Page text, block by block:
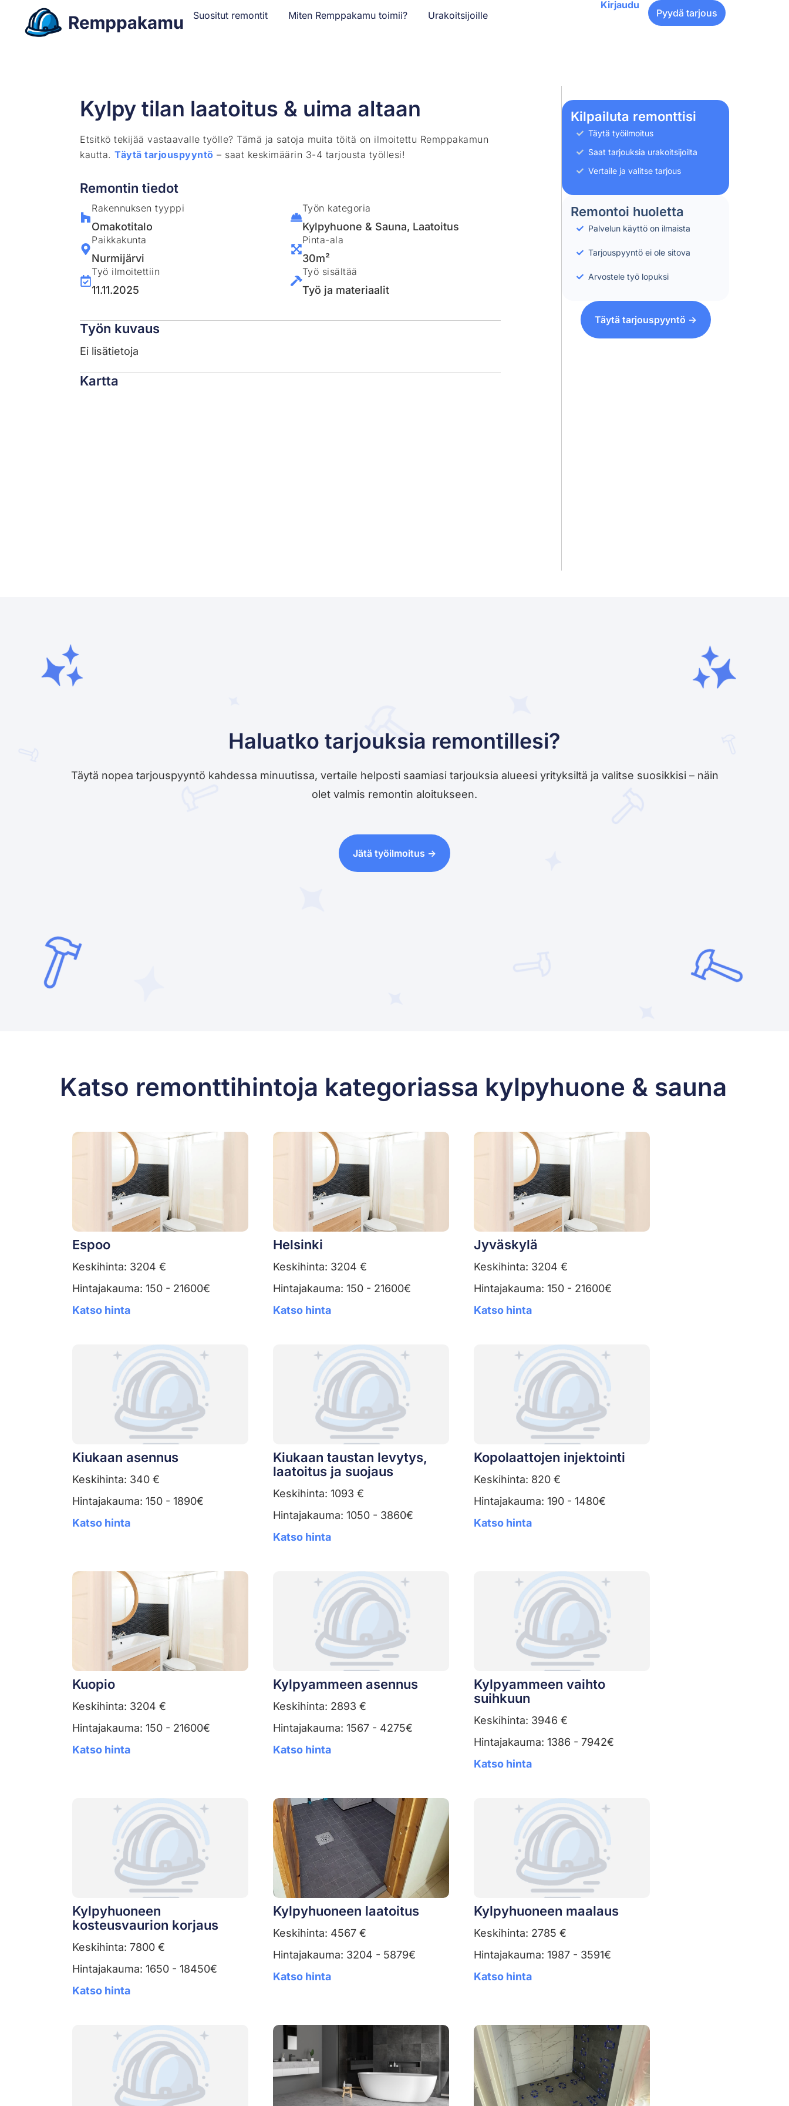
Suositut remontit Miten Remppakamu toimii? Urakoitsijoille
Kirjaudu
Pyydä tarjous
Kylpy tilan laatoitus & uima altaan
Etsitkö tekijää vastaavalle työlle? Tämä ja satoja muita töitä on ilmoitettu Remppakamun
kautta.Täytä tarjouspyyntö – saat keskimäärin 3-4 tarjousta työllesi!
Remontin tiedot
Rakennuksen tyyppi
Omakotitalo
Paikkakunta
Nurmijärvi
Työ ilmoitettiin
11.11.2025
Työn kategoria
Kylpyhuone & Sauna, Laatoitus
Pinta-ala
30m²
Työ sisältää
Työ ja materiaalit
Työn kuvaus
Ei lisätietoja
Kartta
Kilpailuta remonttisi
Täytä työilmoitus
Saat tarjouksia urakoitsijoilta
Vertaile ja valitse tarjous
Remontoi huoletta
Palvelun käyttö on ilmaista
Tarjouspyyntö ei ole sitova
Arvostele työ lopuksi
Täytä tarjouspyyntö ->
Haluatko tarjouksia remontillesi?
Täytä nopea tarjouspyyntö kahdessa minuutissa, vertaile helposti saamiasi tarjouksia alueesi yrityksiltä ja valitse suosikkisi – näin
olet valmis remontin aloitukseen.
Jätä työilmoitus ->
Katso remonttihintoja kategoriassa kylpyhuone & sauna
Espoo
Keskihinta: 3204 €
Hintajakauma: 150 - 21600€
Katso hinta
Helsinki
Keskihinta: 3204 €
Hintajakauma: 150 - 21600€
Katso hinta
Jyväskylä
Keskihinta: 3204 €
Hintajakauma: 150 - 21600€
Katso hinta
Kiukaan asennus
Keskihinta: 340 €
Hintajakauma: 150 - 1890€
Katso hinta
Kiukaan taustan levytys,
laatoitus ja suojaus
Keskihinta: 1093 €
Hintajakauma: 1050 - 3860€
Katso hinta
Kopolaattojen injektointi
Keskihinta: 820 €
Hintajakauma: 190 - 1480€
Katso hinta
Kuopio
Keskihinta: 3204 €
Hintajakauma: 150 - 21600€
Katso hinta
Kylpyammeen asennus
Keskihinta: 2893 €
Hintajakauma: 1567 - 4275€
Katso hinta
Kylpyammeen vaihto
suihkuun
Keskihinta: 3946 €
Hintajakauma: 1386 - 7942€
Katso hinta
Kylpyhuoneen
kosteusvaurion korjaus
Keskihinta: 7800 €
Hintajakauma: 1650 - 18450€
Katso hinta
Kylpyhuoneen laatoitus
Keskihinta: 4567 €
Hintajakauma: 3204 - 5879€
Katso hinta
Kylpyhuoneen maalaus
Keskihinta: 2785 €
Hintajakauma: 1987 - 3591€
Katso hinta